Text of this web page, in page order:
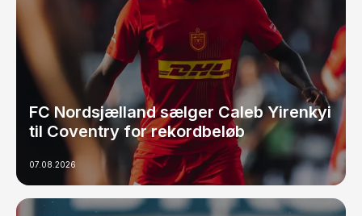
FC Nordsjælland sælger Caleb Yirenkyi
til Coventry for rekordbeløb
07.08.2026